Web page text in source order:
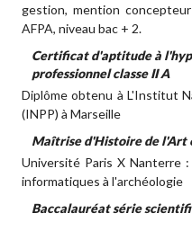
gestion, mention
AFPA, niveau bac + 2.
Certificat d'aptitude à
professionnel classe II A
Diplôme obtenu à L'Institut
(INPP) à Marseille
Maîtrise d'Histoire de l'Art
Université Paris X Nanterre
informatiques à l'archéologie
Baccalauréat série